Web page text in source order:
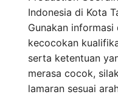
Indonesia di Kota
Gunakan
kecocokan
serta ketentuan
merasa cocok,
lamaran sesuai